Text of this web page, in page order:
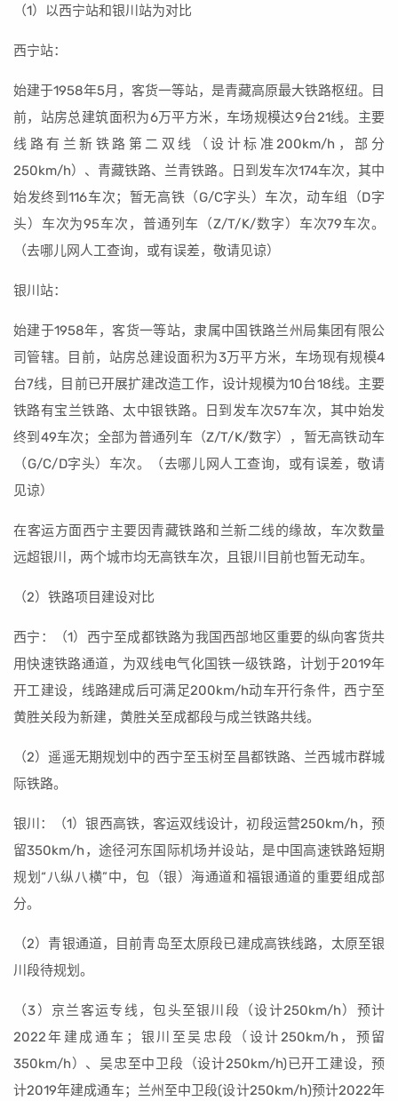
（1）以西宁站和银川站为对比
西宁站：
始建于1958年5月，客货一等站，是青藏高原最大铁路枢纽。目
前，站房总建筑面积为6万平方米，车场规模达9台21线。主要
线路有兰新铁路第二双线（设计标准200km/h，部分
250km/h）、青藏铁路、兰青铁路。日到发车次174车次，其中
始发终到116车次；暂无高铁（G/C字头）车次，动车组（D字
头）车次为95车次，普通列车（Z/T/K/数字）车次79车次。
（去哪儿网人工查询，或有误差，敬请见谅）
银川站：
始建于1958年，客货一等站，隶属中国铁路兰州局集团有限公
司管辖。目前，站房总建设面积为3万平方米，车场现有规模4
台7线，目前已开展扩建改造工作，设计规模为10台18线。主要
铁路有宝兰铁路、太中银铁路。日到发车次57车次，其中始发
终到49车次；全部为普通列车（Z/T/K/数字），暂无高铁动车
（G/C/D字头）车次。（去哪儿网人工查询，或有误差，敬请
见谅）
在客运方面西宁主要因青藏铁路和兰新二线的缘故，车次数量
远超银川，两个城市均无高铁车次，且银川目前也暂无动车。
（2）铁路项目建设对比
西宁：（1）西宁至成都铁路为我国西部地区重要的纵向客货共
用快速铁路通道，为双线电气化国铁一级铁路，计划于2019年
开工建设，线路建成后可满足200km/h动车开行条件，西宁至
黄胜关段为新建，黄胜关至成都段与成兰铁路共线。
（2）遥遥无期规划中的西宁至玉树至昌都铁路、兰西城市群城
际铁路。
银川：（1）银西高铁，客运双线设计，初段运营250km/h，预
留350km/h，途径河东国际机场并设站，是中国高速铁路短期
规划“八纵八横”中，包（银）海通道和福银通道的重要组成部
分。
（2）青银通道，目前青岛至太原段已建成高铁线路，太原至银
川段待规划。
（3）京兰客运专线，包头至银川段（设计250km/h）预计
2022年建成通车；银川至吴忠段（设计250km/h，预留
350km/h）、吴忠至中卫段（设计250km/h)已开工建设，预
计2019年建成通车；兰州至中卫段(设计250km/h)预计2022年